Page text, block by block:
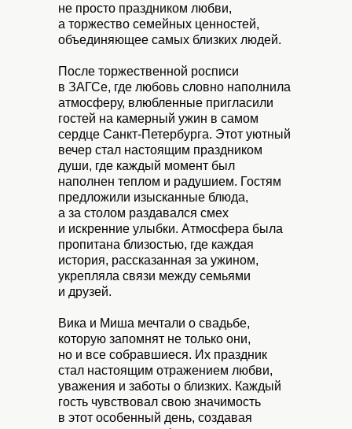
не просто праздником любви,
а торжество семейных ценностей,
объединяющее самых близких людей.
После торжественной росписи
в ЗАГСе, где любовь словно наполнила
атмосферу, влюбленные пригласили
гостей на камерный ужин в самом
сердце Санкт-Петербурга. Этот уютный
вечер стал настоящим праздником
души, где каждый момент был
наполнен теплом и радушием. Гостям
предложили изысканные блюда,
а за столом раздавался смех
и искренние улыбки. Атмосфера была
пропитана близостью, где каждая
история, рассказанная за ужином,
укрепляла связи между семьями
и друзей.
Вика и Миша мечтали о свадьбе,
которую запомнят не только они,
но и все собравшиеся. Их праздник
стал настоящим отражением любви,
уважения и заботы о близких. Каждый
гость чувствовал свою значимость
в этот особенный день, создавая